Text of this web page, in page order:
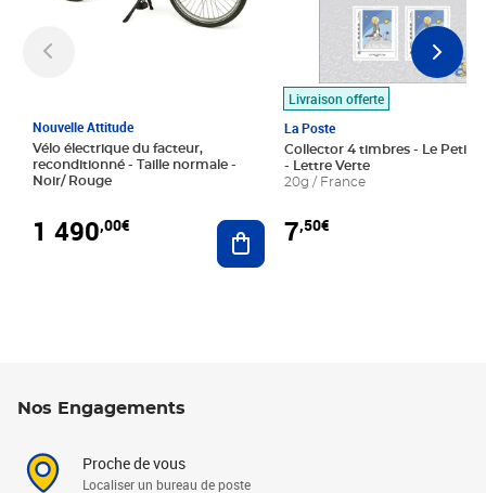
Nouvelle Attitude
Vélo électrique du facteur,
reconditionné - Taille normale -
Noir/ Rouge
1 490,00€ Ajouter au panier
Livraison offerte
La Poste
Collector 4 timbres - Le Petit
- Lettre Verte
20g / France
7,50€
Nos Engagements
Proche de vous
Localiser un bureau de poste